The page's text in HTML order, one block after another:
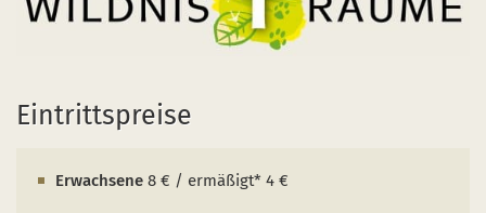
Naturentwicklung
Absterbende Fichten machen Platz für heimische
Der Wolf kehrt zurück
Kinder, Jugendliche und Familien
Barrierefrei unterwegs
Erlebnisregion Nationalpark Eifel
Nationalpark-Kitas
Bücher und Karten
Afrikanische Schweinepest
Eintrittspreise
Erwachsene 8 € / ermäßigt* 4 €